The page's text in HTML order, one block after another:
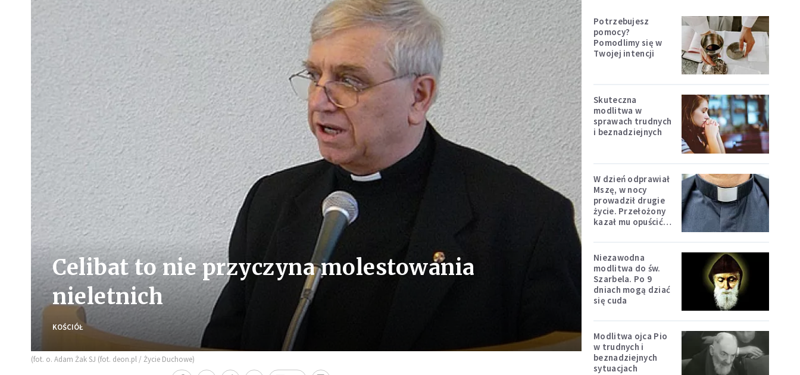
Celibat to nie przyczyna molestowania
nieletnich
KOŚCIÓŁ
(fot. o. Adam Żak SJ (fot. deon.pl / Życie Duchowe)
Potrzebujesz
pomocy?
Pomodlimy się w
Twojej intencji
Skuteczna
modlitwa w
sprawach trudnych
i beznadziejnych
W dzień odprawiał
Mszę, w nocy
prowadził drugie
życie. Przełożony
kazał mu opuścić
Niezawodna
modlitwa do św.
Szarbela. Po 9
dniach mogą dziać
się cuda
Modlitwa ojca Pio
w trudnych i
beznadziejnych
sytuacjach